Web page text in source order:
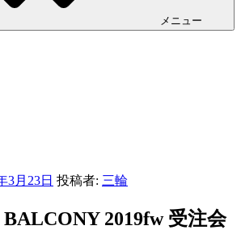
メニュー
3月23日 投稿者: 三輪
2019fw 受注会